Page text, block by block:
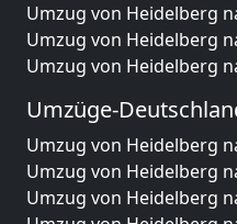
Umzug von Heidelberg
Umzug von Heidelberg
Umzug von Heidelberg
Umzüge-
Umzug von Heidelberg
Umzug von Heidelberg
Umzug von Heidelberg